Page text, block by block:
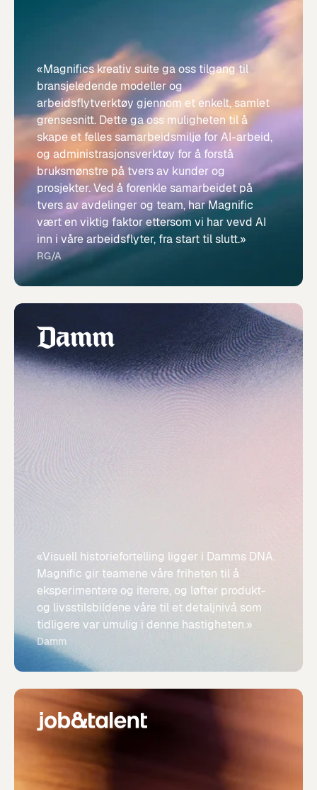
«Magnifics kreativ suite ga oss tilgang til
bransjeledende modeller og
arbeidsflytverktøy gjennom et enkelt, samlet
grensesnitt. Dette ga oss muligheten til å
skape et felles samarbeidsmiljø for AI-arbeid,
og administrasjonsverktøy for å forstå
bruksmønstre på tvers av kunder og
prosjekter. Ved å forenkle samarbeidet på
tvers av avdelinger og team, har Magnific
vært en viktig faktor ettersom vi har vevd AI
inn i våre arbeidsflyter, fra start til slutt.»
RG/A
«Visuell historiefortelling ligger i Damms DNA.
Magnific gir teamene våre friheten til å
eksperimentere og iterere, og løfter produkt-
og livsstilsbildene våre til et detaljnivå som
tidligere var umulig i denne hastigheten.»
Damm